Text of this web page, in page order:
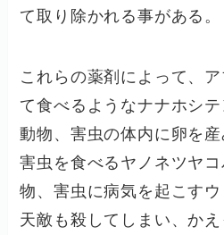
て取り除かれる事がある。
これらの薬剤によって、
て食べるようなナナホシ
動物、害虫の体内に卵を
害虫を食べるヤノネツヤ
物、害虫に病気を起こす
天敵も殺してしまい、か